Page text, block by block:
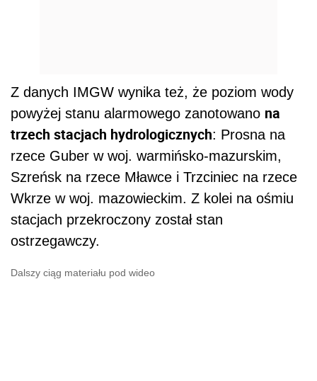
Z danych IMGW wynika też, że poziom wody
powyżej stanu alarmowego zanotowano na
trzech stacjach hydrologicznych: Prosna na
rzece Guber w woj. warmińsko-mazurskim,
Szreńsk na rzece Mławce i Trzciniec na rzece
Wkrze w woj. mazowieckim. Z kolei na ośmiu
stacjach przekroczony został stan
ostrzegawczy.
Dalszy ciąg materiału pod wideo